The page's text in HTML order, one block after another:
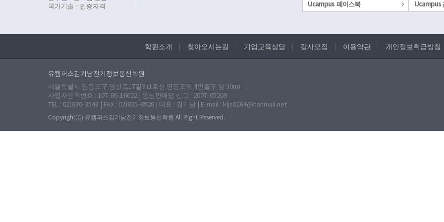
국가기술ㆍ인증자격
Ucampus 페이스북
Ucampus
학원소개 찾아오시는길 기업교육상담 강사모집 이용약관 개인정보취급방침
유캠퍼스김기남전기정보통신학원
서울특별시 영등포구 영신로17길3 (1호선 영등포역 4번출구 앞 30m)
사업자등록번호 : 107-86-16622 | 통신판매업 신고 : 2007-05209
TEL : 02)836-3543 | FAX : 02)835-8928 | 대표 : 김기남 | E-mail : kljs8264@hanmail.net
Copyright(C) 유캠퍼스김기남전기정보통신학원 All Right Reserved.